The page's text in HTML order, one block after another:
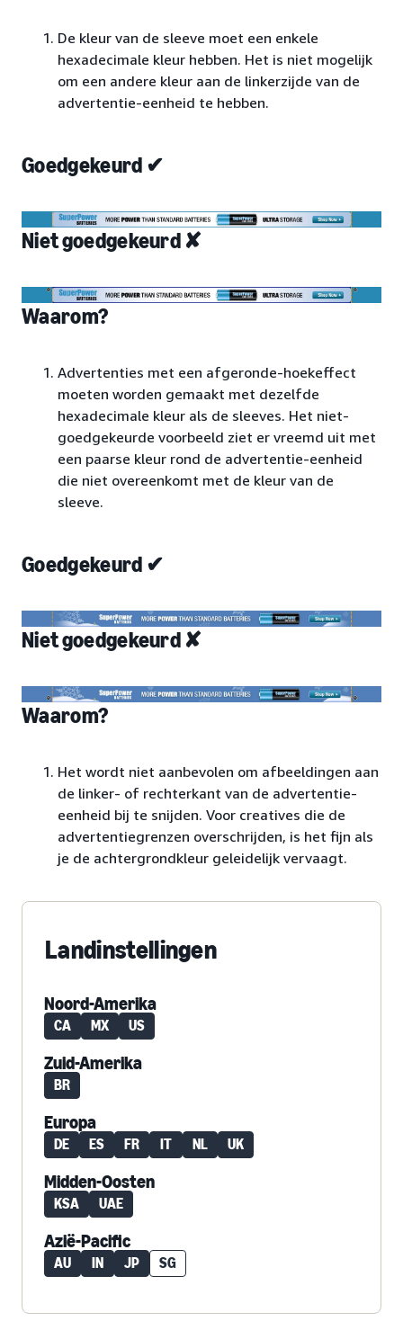
De kleur van de sleeve moet een enkele
hexadecimale kleur hebben. Het is niet mogelijk
om een andere kleur aan de linkerzijde van de
advertentie-eenheid te hebben.
Goedgekeurd ✔
Niet goedgekeurd ✘
Waarom?
Advertenties met een afgeronde-hoekeffect
moeten worden gemaakt met dezelfde
hexadecimale kleur als de sleeves. Het niet-
goedgekeurde voorbeeld ziet er vreemd uit met
een paarse kleur rond de advertentie-eenheid
die niet overeenkomt met de kleur van de
sleeve.
Goedgekeurd ✔
Niet goedgekeurd ✘
Waarom?
Het wordt niet aanbevolen om afbeeldingen aan
de linker- of rechterkant van de advertentie-
eenheid bij te snijden. Voor creatives die de
advertentiegrenzen overschrijden, is het fijn als
je de achtergrondkleur geleidelijk vervaagt.
Landinstellingen
Noord-Amerika
CA MX US
Zuid-Amerika
BR
Europa
DE ES FR IT NL UK
Midden-Oosten
KSA UAE
Azië-Pacific
AU IN JP SG